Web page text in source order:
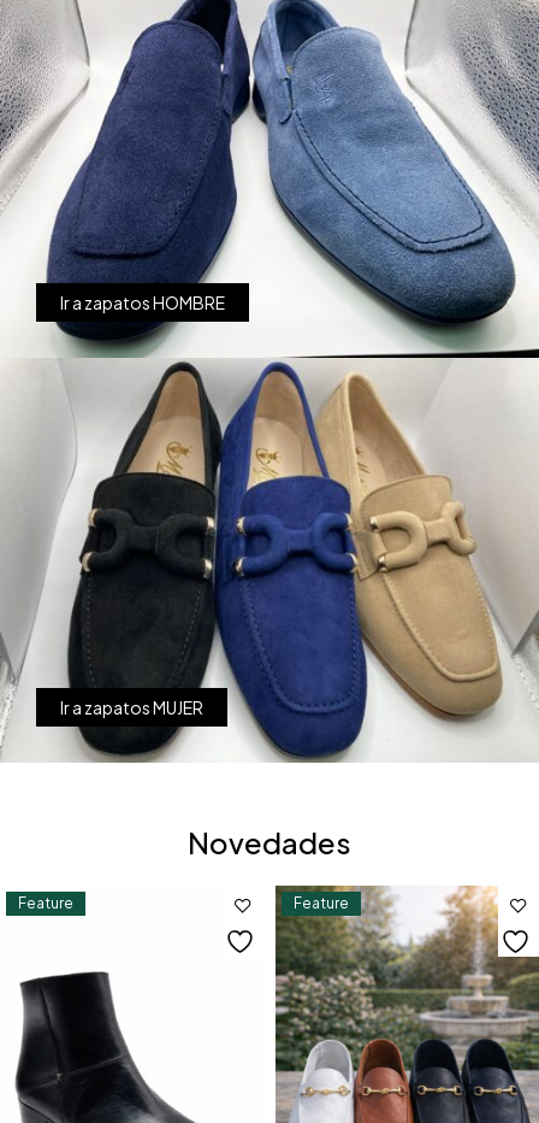
Ir a zapatos HOMBRE
Ir a zapatos MUJER
Novedades
Feature Feature